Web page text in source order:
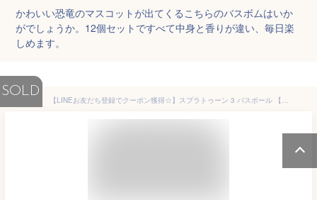
かわいい恐竜のマスコットが出てくるこちらのバスボムはいか
がでしょうか。12個セットですべて中身と香りが違い、毎日楽
しめます。
SOLD
【LINEお友だち登録でクーポン獲得☆】スプラトゥーン 3 バスボール 【5個セット】 入浴剤 ドウシシャ DOSHISHA お風呂 バスタイム こども キッズ おもしろ お風呂 グッズ タコ イカ マスコット 任天堂 入浴剤 ゲーム 楽しい 癒し リラックス 男の子 お風呂 小学生